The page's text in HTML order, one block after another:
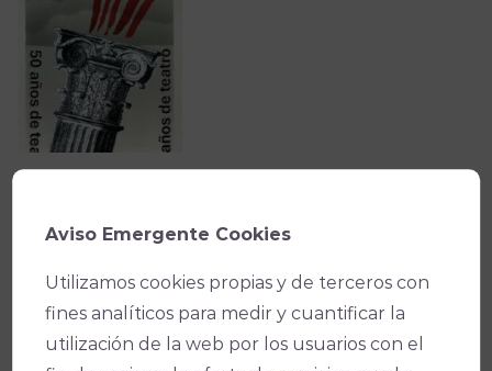
Aviso Emergente Cookies
Utilizamos cookies propias y de terceros con
fines analíticos para medir y cuantificar la
utilización de la web por los usuarios con el